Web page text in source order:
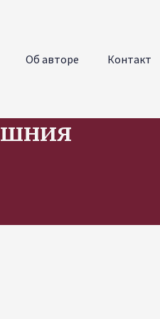
Об авторе Контакт
шния